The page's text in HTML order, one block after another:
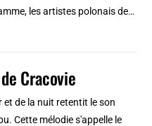
les artistes polonais de…
Cracovie
et de la nuit retentit le son
Cette mélodie s'appelle le